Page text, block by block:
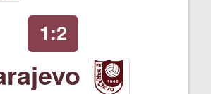
1:2